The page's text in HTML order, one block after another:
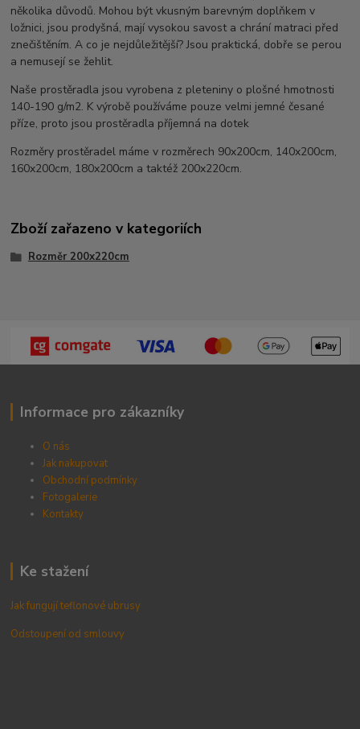
několika důvodů. Mohou být vkusným barevným doplňkem v
ložnici, jsou prodyšná, mají vysokou savost a chrání matraci před
znečištěním. A co je nejdůležitější? Jsou praktická, dobře se perou
a nemusejí se žehlit.
Naše prostěradla jsou vyrobena z pleteniny o plošné hmotnosti
140-190 g/m2. K výrobě používáme pouze velmi jemné česané
příze, proto jsou prostěradla příjemná na dotek
Rozměry prostěradel máme v rozměrech 90x200cm, 140x200cm,
160x200cm, 180x200cm a taktéž 200x220cm.
Zboží zařazeno v kategoriích
Rozměr 200x220cm
Informace pro zákazníky
O nás
Jak nakupovat
Obchodní podmínky
Fotogalerie
Kontakty
Ke stažení
Jak fungují teflonové ubrusy
Odstoupení od smlouvy